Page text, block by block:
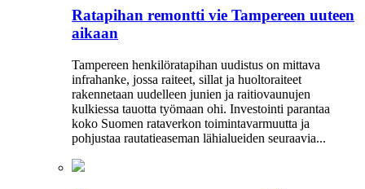
Ratapihan remontti vie Tampereen uuteen
aikaan
Tampereen henkilöratapihan uudistus on mittava
infrahanke, jossa raiteet, sillat ja huoltoraiteet
rakennetaan uudelleen junien ja raitiovaunujen
kulkiessa tauotta työmaan ohi. Investointi parantaa
koko Suomen rataverkon toimintavarmuutta ja
pohjustaa rautatieaseman lähialueiden seuraavia...